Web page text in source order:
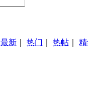
最新 热门 热帖